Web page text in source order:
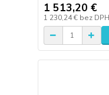
1 513,20 €
1 230,24 € bez DPH